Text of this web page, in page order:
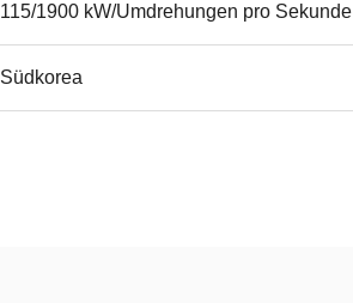
115/1900 kW/Umdrehungen pro Sekunde
Südkorea